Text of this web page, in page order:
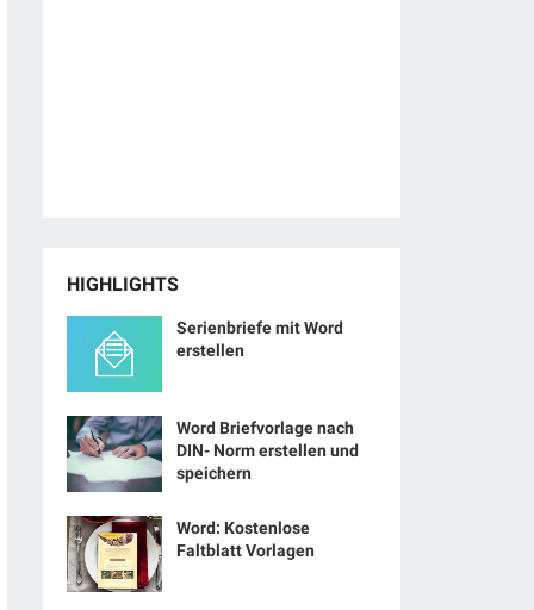
HIGHLIGHTS
Serienbriefe mit Word
erstellen
Word Briefvorlage nach
DIN- Norm erstellen und
speichern
Word: Kostenlose
Faltblatt Vorlagen